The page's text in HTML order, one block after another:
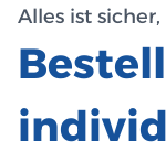
Alles ist